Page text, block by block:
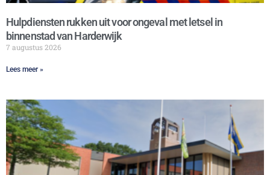
Hulpdiensten rukken uit voor ongeval met letsel in
binnenstad van Harderwijk
7 augustus 2026
Lees meer »